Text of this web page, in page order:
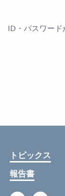
ID・パスワー
トピックス
報告書